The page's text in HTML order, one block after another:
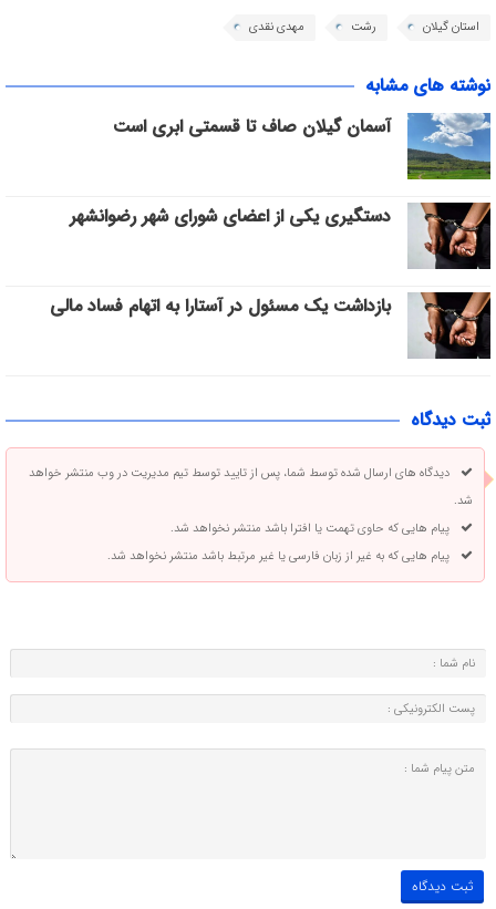
استان گیلان رشت مهدی نقدی
نوشته های مشابه
آسمان گیلان صاف تا قسمتی ابری است
دستگیری یکی از اعضای شورای شهر رضوانشهر
بازداشت یک مسئول در آستارا به اتهام فساد مالی
ثبت دیدگاه
دیدگاه های ارسال شده توسط شما، پس از تایید توسط تیم مدیریت در وب منتشر خواهد
شد.
پیام هایی که حاوی تهمت یا افترا باشد منتشر نخواهد شد.
پیام هایی که به غیر از زبان فارسی یا غیر مرتبط باشد منتشر نخواهد شد.